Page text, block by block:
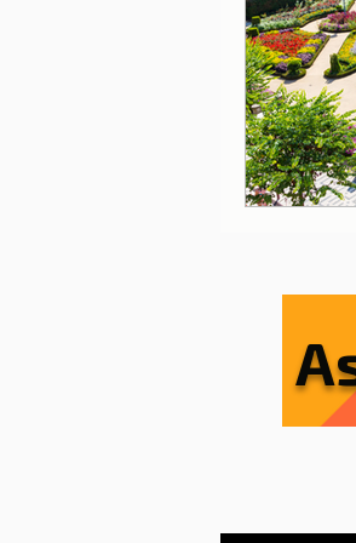
Lisboa
Porto